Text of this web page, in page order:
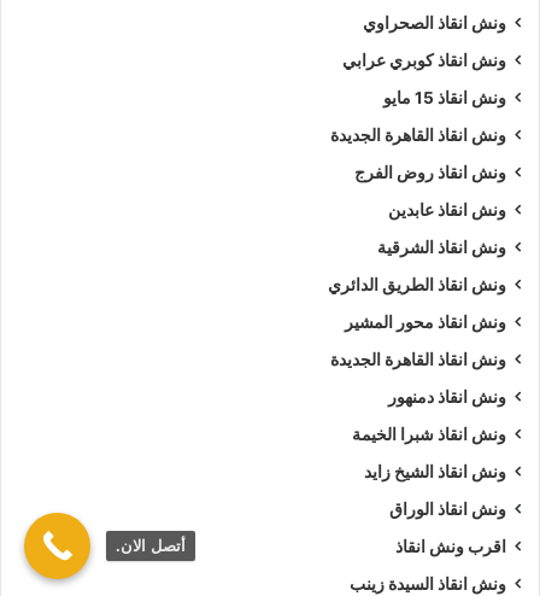
ونش انقاذ الصحراوي
ونش انقاذ كوبري عرابي
ونش انقاذ 15 مايو
ونش انقاذ القاهرة الجديدة
ونش انقاذ روض الفرج
ونش انقاذ عابدين
ونش انقاذ الشرقية
ونش انقاذ الطريق الدائري
ونش انقاذ محور المشير
ونش انقاذ القاهرة الجديدة
ونش انقاذ دمنهور
ونش انقاذ شبرا الخيمة
ونش انقاذ الشيخ زايد
ونش انقاذ الوراق
اقرب ونش انقاذ
ونش انقاذ السيدة زينب
أتصل الان.